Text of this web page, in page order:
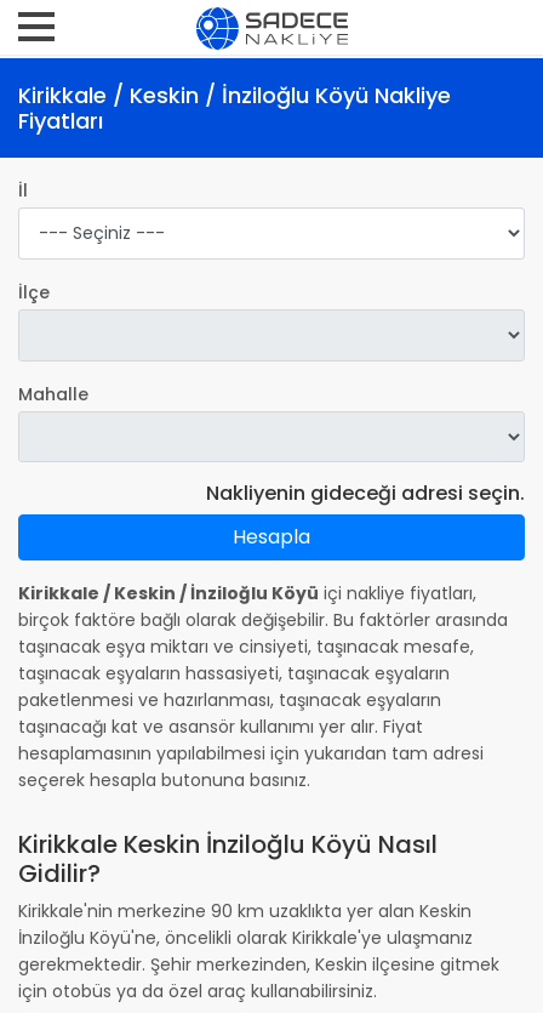
Kirikkale / Keskin / İnziloğlu Köyü Nakliye
Fiyatları
İl
İlçe
Mahalle
Nakliyenin gideceği adresi seçin.
Hesapla
Kirikkale / Keskin / İnziloğlu Köyü içi nakliye fiyatları,
birçok faktöre bağlı olarak değişebilir. Bu faktörler arasında
taşınacak eşya miktarı ve cinsiyeti, taşınacak mesafe,
taşınacak eşyaların hassasiyeti, taşınacak eşyaların
paketlenmesi ve hazırlanması, taşınacak eşyaların
taşınacağı kat ve asansör kullanımı yer alır. Fiyat
hesaplamasının yapılabilmesi için yukarıdan tam adresi
seçerek hesapla butonuna basınız.
Kirikkale Keskin İnziloğlu Köyü Nasıl
Gidilir?
Kirikkale'nin merkezine 90 km uzaklıkta yer alan Keskin
İnziloğlu Köyü'ne, öncelikli olarak Kirikkale'ye ulaşmanız
gerekmektedir. Şehir merkezinden, Keskin ilçesine gitmek
için otobüs ya da özel araç kullanabilirsiniz.